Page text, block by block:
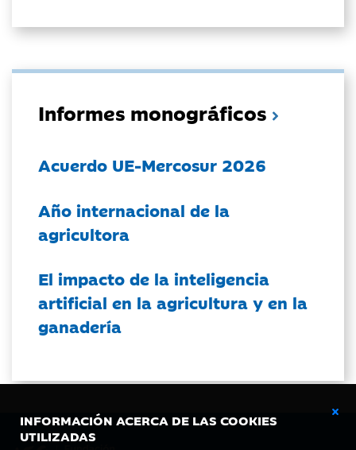
INFORMACIÓN ACERCA DE LAS COOKIES
UTILIZADAS
Informes monográficos
Acuerdo UE-Mercosur 2026
Año internacional de la
agricultora
El impacto de la inteligencia
artificial en la agricultura y en la
ganadería